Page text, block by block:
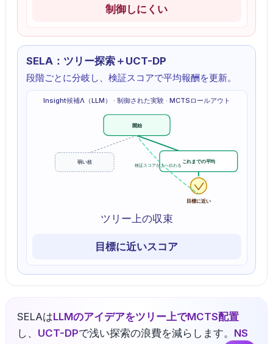
制御しにくい
SELA：ツリー探索＋UCT-DP
段階ごとに分岐し、検証スコアで平均報酬を更新。
Insight候補Λ（LLM） · 制御された実験· MCTSロールアウト
開始
弱い枝 これまでの平均
目標に近い
検証スコアが上へ伝わる
ツリー上の収束
目標に近いスコア
SELAはLLMのアイデアをツリー上でMCTS配置
し、 UCT-DPで浅い探索の浪費を減らします。 NS